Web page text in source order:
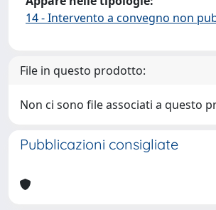
14 - Intervento a convegno non
File in questo prodotto:
Non ci sono file associati a questo
Pubblicazioni consigliate